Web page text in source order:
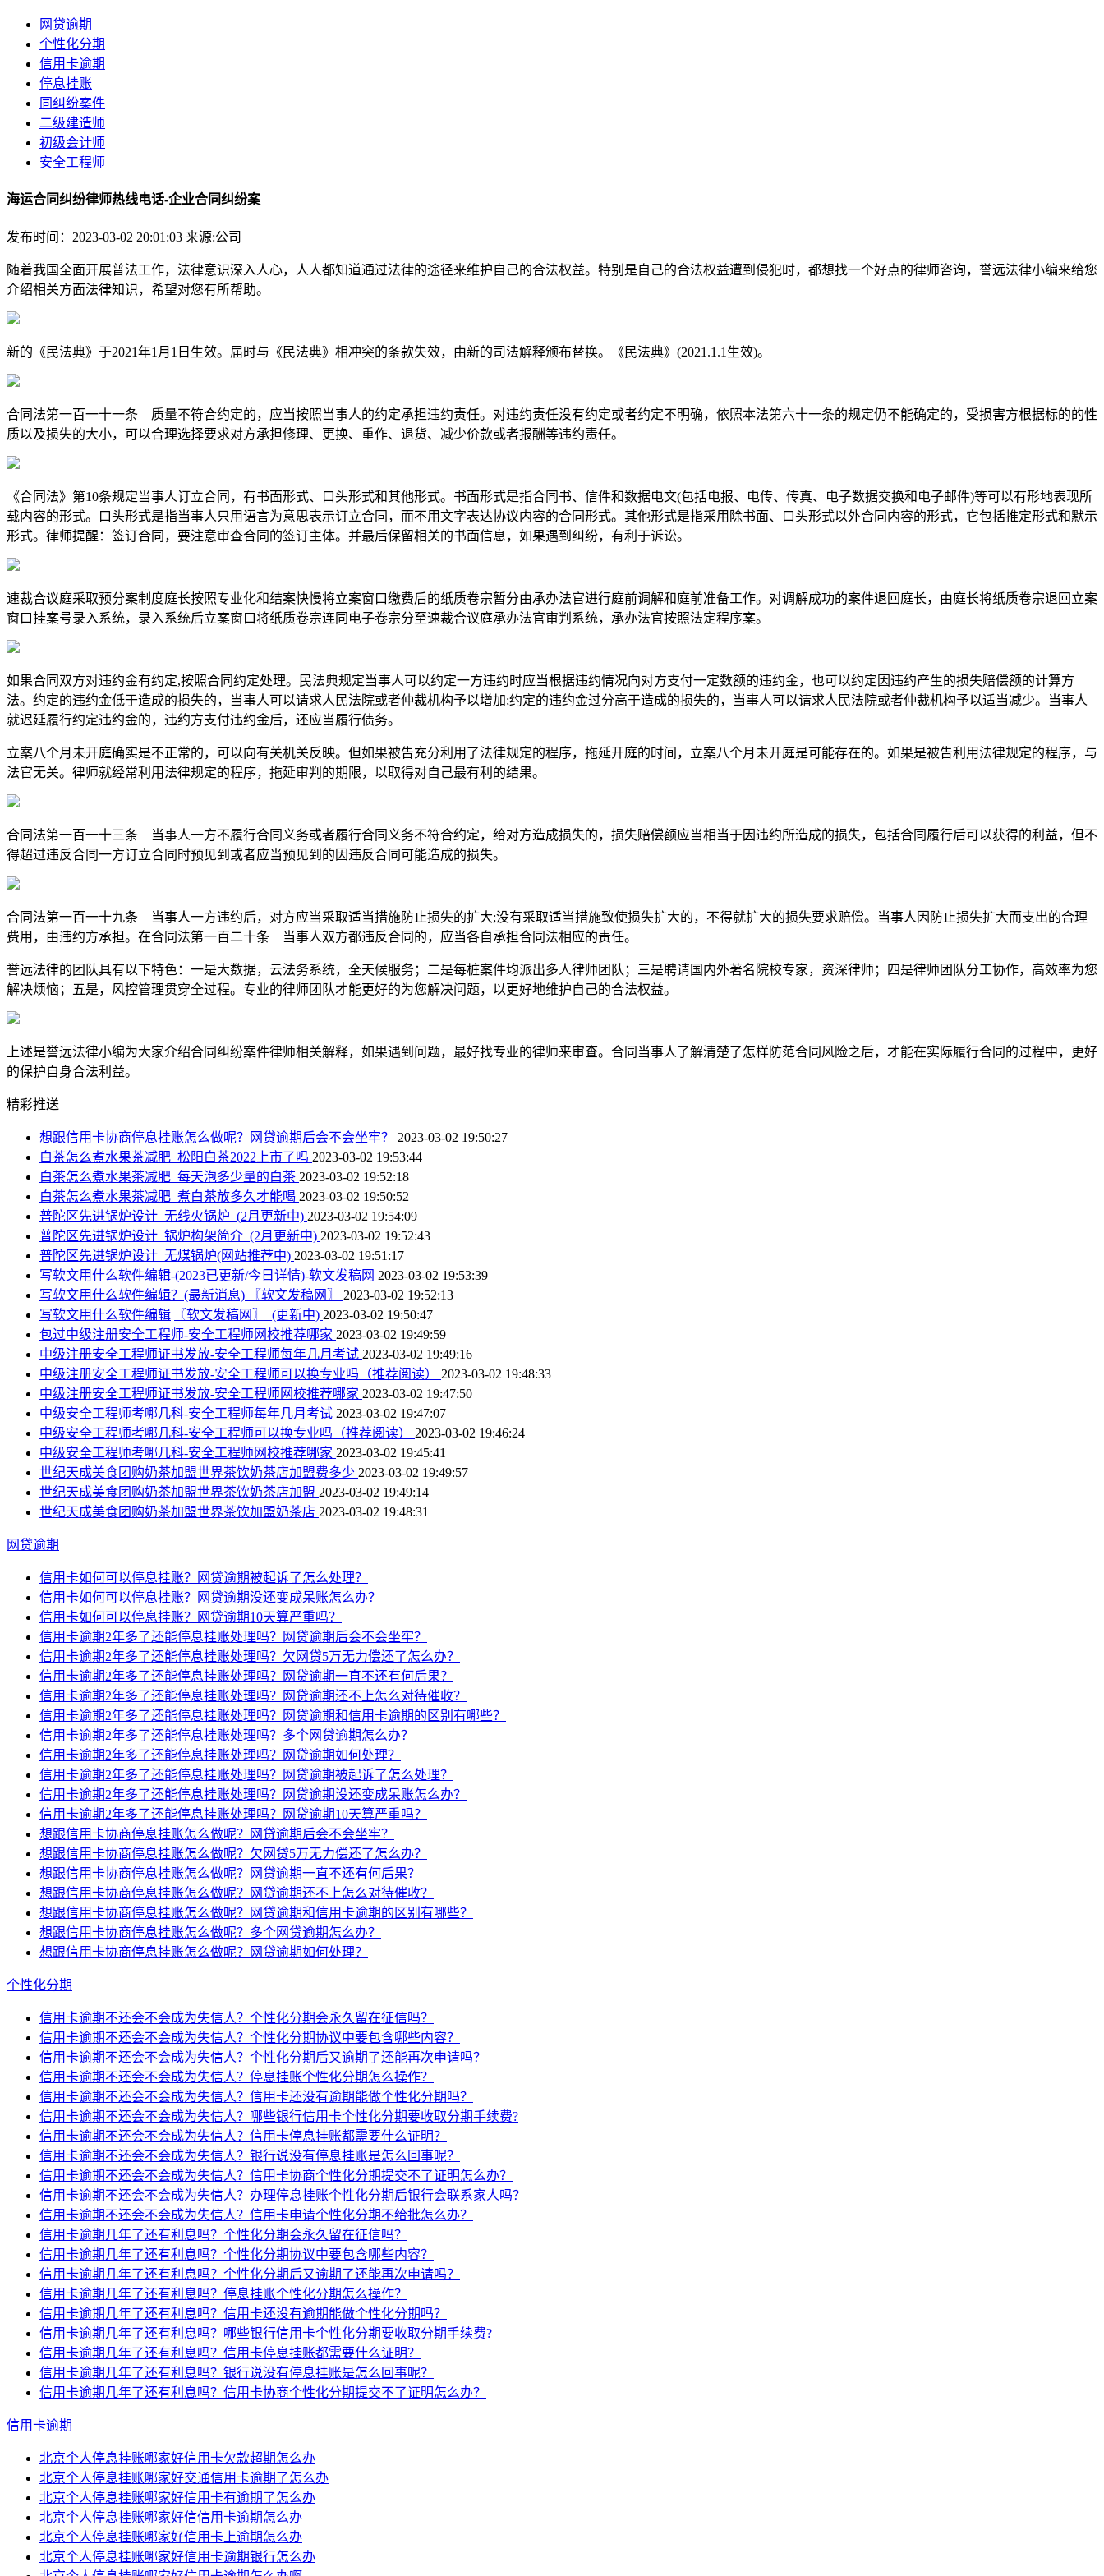
网贷逾期
个性化分期
信用卡逾期
停息挂账
同纠纷案件
二级建造师
初级会计师
安全工程师
海运合同纠纷律师热线电话-企业合同纠纷案
发布时间：2023-03-02 20:01:03 来源:公司
随着我国全面开展普法工作，法律意识深入人心，人人都知道通过法律的途径来维护自己的合法权益。特别是自己的合法权益遭到侵犯时，都想找一个好点的律师咨询，誉远法律小编来给您
介绍相关方面法律知识，希望对您有所帮助。
新的《民法典》于2021年1月1日生效。届时与《民法典》相冲突的条款失效，由新的司法解释颁布替换。《民法典》(2021.1.1生效)。
合同法第一百一十一条 质量不符合约定的，应当按照当事人的约定承担违约责任。对违约责任没有约定或者约定不明确，依照本法第六十一条的规定仍不能确定的，受损害方根据标的的性
质以及损失的大小，可以合理选择要求对方承担修理、更换、重作、退货、减少价款或者报酬等违约责任。
《合同法》第10条规定当事人订立合同，有书面形式、口头形式和其他形式。书面形式是指合同书、信件和数据电文(包括电报、电传、传真、电子数据交换和电子邮件)等可以有形地表现所
载内容的形式。口头形式是指当事人只用语言为意思表示订立合同，而不用文字表达协议内容的合同形式。其他形式是指采用除书面、口头形式以外合同内容的形式，它包括推定形式和默示
形式。律师提醒：签订合同，要注意审查合同的签订主体。并最后保留相关的书面信息，如果遇到纠纷，有利于诉讼。
速裁合议庭采取预分案制度庭长按照专业化和结案快慢将立案窗口缴费后的纸质卷宗暂分由承办法官进行庭前调解和庭前准备工作。对调解成功的案件退回庭长，由庭长将纸质卷宗退回立案
窗口挂案号录入系统，录入系统后立案窗口将纸质卷宗连同电子卷宗分至速裁合议庭承办法官审判系统，承办法官按照法定程序案。
如果合同双方对违约金有约定,按照合同约定处理。民法典规定当事人可以约定一方违约时应当根据违约情况向对方支付一定数额的违约金，也可以约定因违约产生的损失赔偿额的计算方
法。约定的违约金低于造成的损失的，当事人可以请求人民法院或者仲裁机构予以增加;约定的违约金过分高于造成的损失的，当事人可以请求人民法院或者仲裁机构予以适当减少。当事人
就迟延履行约定违约金的，违约方支付违约金后，还应当履行债务。
立案八个月未开庭确实是不正常的，可以向有关机关反映。但如果被告充分利用了法律规定的程序，拖延开庭的时间，立案八个月未开庭是可能存在的。如果是被告利用法律规定的程序，与
法官无关。律师就经常利用法律规定的程序，拖延审判的期限，以取得对自己最有利的结果。
合同法第一百一十三条 当事人一方不履行合同义务或者履行合同义务不符合约定，给对方造成损失的，损失赔偿额应当相当于因违约所造成的损失，包括合同履行后可以获得的利益，但不
得超过违反合同一方订立合同时预见到或者应当预见到的因违反合同可能造成的损失。
合同法第一百一十九条 当事人一方违约后，对方应当采取适当措施防止损失的扩大;没有采取适当措施致使损失扩大的，不得就扩大的损失要求赔偿。当事人因防止损失扩大而支出的合理
费用，由违约方承担。在合同法第一百二十条 当事人双方都违反合同的，应当各自承担合同法相应的责任。
誉远法律的团队具有以下特色：一是大数据，云法务系统，全天候服务；二是每桩案件均派出多人律师团队；三是聘请国内外著名院校专家，资深律师；四是律师团队分工协作，高效率为您
解决烦恼；五是，风控管理贯穿全过程。专业的律师团队才能更好的为您解决问题，以更好地维护自己的合法权益。
上述是誉远法律小编为大家介绍合同纠纷案件律师相关解释，如果遇到问题，最好找专业的律师来审查。合同当事人了解清楚了怎样防范合同风险之后，才能在实际履行合同的过程中，更好
的保护自身合法利益。
精彩推送
想跟信用卡协商停息挂账怎么做呢？网贷逾期后会不会坐牢？ 2023-03-02 19:50:27
白茶怎么煮水果茶减肥_松阳白茶2022上市了吗 2023-03-02 19:53:44
白茶怎么煮水果茶减肥_每天泡多少量的白茶 2023-03-02 19:52:18
白茶怎么煮水果茶减肥_煮白茶放多久才能喝 2023-03-02 19:50:52
普陀区先进锅炉设计_无线火锅炉_(2月更新中) 2023-03-02 19:54:09
普陀区先进锅炉设计_锅炉构架简介_(2月更新中) 2023-03-02 19:52:43
普陀区先进锅炉设计_无煤锅炉(网站推荐中) 2023-03-02 19:51:17
写软文用什么软件编辑-(2023已更新/今日详情)-软文发稿网 2023-03-02 19:53:39
写软文用什么软件编辑？(最新消息) 〖软文发稿网〗 2023-03-02 19:52:13
写软文用什么软件编辑|〖软文发稿网〗_(更新中) 2023-03-02 19:50:47
包过中级注册安全工程师-安全工程师网校推荐哪家 2023-03-02 19:49:59
中级注册安全工程师证书发放-安全工程师每年几月考试 2023-03-02 19:49:16
中级注册安全工程师证书发放-安全工程师可以换专业吗（推荐阅读） 2023-03-02 19:48:33
中级注册安全工程师证书发放-安全工程师网校推荐哪家 2023-03-02 19:47:50
中级安全工程师考哪几科-安全工程师每年几月考试 2023-03-02 19:47:07
中级安全工程师考哪几科-安全工程师可以换专业吗（推荐阅读） 2023-03-02 19:46:24
中级安全工程师考哪几科-安全工程师网校推荐哪家 2023-03-02 19:45:41
世纪天成美食团购奶茶加盟世界茶饮奶茶店加盟费多少 2023-03-02 19:49:57
世纪天成美食团购奶茶加盟世界茶饮奶茶店加盟 2023-03-02 19:49:14
世纪天成美食团购奶茶加盟世界茶饮加盟奶茶店 2023-03-02 19:48:31
网贷逾期
信用卡如何可以停息挂账？网贷逾期被起诉了怎么处理？
信用卡如何可以停息挂账？网贷逾期没还变成呆账怎么办？
信用卡如何可以停息挂账？网贷逾期10天算严重吗？
信用卡逾期2年多了还能停息挂账处理吗？网贷逾期后会不会坐牢？
信用卡逾期2年多了还能停息挂账处理吗？欠网贷5万无力偿还了怎么办？
信用卡逾期2年多了还能停息挂账处理吗？网贷逾期一直不还有何后果？
信用卡逾期2年多了还能停息挂账处理吗？网贷逾期还不上怎么对待催收？
信用卡逾期2年多了还能停息挂账处理吗？网贷逾期和信用卡逾期的区别有哪些？
信用卡逾期2年多了还能停息挂账处理吗？多个网贷逾期怎么办？
信用卡逾期2年多了还能停息挂账处理吗？网贷逾期如何处理？
信用卡逾期2年多了还能停息挂账处理吗？网贷逾期被起诉了怎么处理？
信用卡逾期2年多了还能停息挂账处理吗？网贷逾期没还变成呆账怎么办？
信用卡逾期2年多了还能停息挂账处理吗？网贷逾期10天算严重吗？
想跟信用卡协商停息挂账怎么做呢？网贷逾期后会不会坐牢？
想跟信用卡协商停息挂账怎么做呢？欠网贷5万无力偿还了怎么办？
想跟信用卡协商停息挂账怎么做呢？网贷逾期一直不还有何后果？
想跟信用卡协商停息挂账怎么做呢？网贷逾期还不上怎么对待催收？
想跟信用卡协商停息挂账怎么做呢？网贷逾期和信用卡逾期的区别有哪些？
想跟信用卡协商停息挂账怎么做呢？多个网贷逾期怎么办？
想跟信用卡协商停息挂账怎么做呢？网贷逾期如何处理？
个性化分期
信用卡逾期不还会不会成为失信人？个性化分期会永久留在征信吗？
信用卡逾期不还会不会成为失信人？个性化分期协议中要包含哪些内容？
信用卡逾期不还会不会成为失信人？个性化分期后又逾期了还能再次申请吗？
信用卡逾期不还会不会成为失信人？停息挂账个性化分期怎么操作？
信用卡逾期不还会不会成为失信人？信用卡还没有逾期能做个性化分期吗？
信用卡逾期不还会不会成为失信人？哪些银行信用卡个性化分期要收取分期手续费?
信用卡逾期不还会不会成为失信人？信用卡停息挂账都需要什么证明？
信用卡逾期不还会不会成为失信人？银行说没有停息挂账是怎么回事呢？
信用卡逾期不还会不会成为失信人？信用卡协商个性化分期提交不了证明怎么办？
信用卡逾期不还会不会成为失信人？办理停息挂账个性化分期后银行会联系家人吗？
信用卡逾期不还会不会成为失信人？信用卡申请个性化分期不给批怎么办？
信用卡逾期几年了还有利息吗？个性化分期会永久留在征信吗？
信用卡逾期几年了还有利息吗？个性化分期协议中要包含哪些内容？
信用卡逾期几年了还有利息吗？个性化分期后又逾期了还能再次申请吗？
信用卡逾期几年了还有利息吗？停息挂账个性化分期怎么操作？
信用卡逾期几年了还有利息吗？信用卡还没有逾期能做个性化分期吗？
信用卡逾期几年了还有利息吗？哪些银行信用卡个性化分期要收取分期手续费?
信用卡逾期几年了还有利息吗？信用卡停息挂账都需要什么证明？
信用卡逾期几年了还有利息吗？银行说没有停息挂账是怎么回事呢？
信用卡逾期几年了还有利息吗？信用卡协商个性化分期提交不了证明怎么办？
信用卡逾期
北京个人停息挂账哪家好信用卡欠款超期怎么办
北京个人停息挂账哪家好交通信用卡逾期了怎么办
北京个人停息挂账哪家好信用卡有逾期了怎么办
北京个人停息挂账哪家好信信用卡逾期怎么办
北京个人停息挂账哪家好信用卡上逾期怎么办
北京个人停息挂账哪家好信用卡逾期银行怎么办